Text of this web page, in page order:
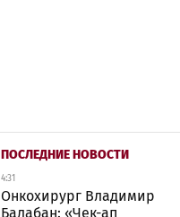
ПОСЛЕДНИЕ НОВОСТИ
4:31
Онкохирург Владимир
Балабан: «Чек-ап